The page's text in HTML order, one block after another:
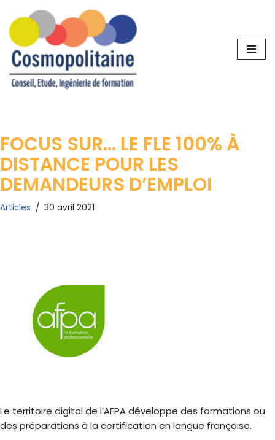
Aller
au
contenu
FOCUS SUR… LE FLE 100% À
DISTANCE POUR LES
DEMANDEURS D’EMPLOI
Articles 30 avril 2021
Le territoire digital de l’AFPA développe des formations ou
des préparations à la certification en langue française.